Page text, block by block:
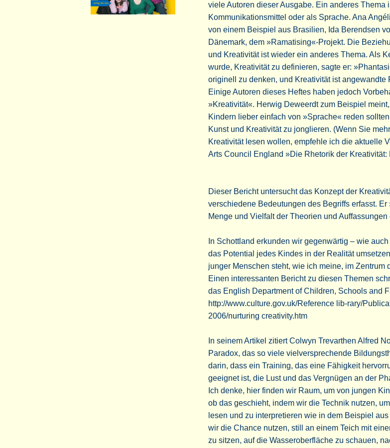
viele Autoren dieser Ausgabe. Ein anderes Thema
Kommunikationsmittel oder als Sprache. Ana
von einem Beispiel aus Brasilien, Ida Berendsen
Dänemark, dem »Ramatising«-Projekt. Die
und Kreativität ist wieder ein anderes Thema. Als
wurde, Kreativität zu definieren, sagte er:
originell zu denken, und Kreativität ist angewandte
Einige Autoren dieses Heftes haben jedoch
»Kreativität«. Herwig Deweerdt zum Beispiel
Kindern lieber einfach von »Sprache« reden
Kunst und Kreativität zu jonglieren. (Wenn Sie
Kreativität lesen wollen, empfehle ich die aktuelle
Arts Council England »Die Rhetorik der Kreativität:
Dieser Bericht untersucht das Konzept der
verschiedene Bedeutungen des Begriffs erfasst. Er
Menge und Vielfalt der Theorien und Auffassungen
In Schottland erkunden wir gegenwärtig – wie
das Potential jedes Kindes in der Realität
junger Menschen steht, wie ich meine, im Zentrum
Einen interessanten Bericht zu diesen Themen
das English Department of Children, Schools and
http://www.culture.gov.uk/Reference lib-rary/
2006/nurturing creativity.htm
In seinem Artikel zitiert Colwyn Trevarthen Alfred
Paradox, das so viele vielversprechende
darin, dass ein Training, das eine Fähigkeit
geeignet ist, die Lust und das Vergnügen an der
Ich denke, hier finden wir Raum, um von jungen
ob das geschieht, indem wir die Technik nutzen,
lesen und zu interpretieren wie in dem Beispiel
wir die Chance nutzen, still an einem Teich mit
zu sitzen, auf die Wasseroberfläche zu schauen,